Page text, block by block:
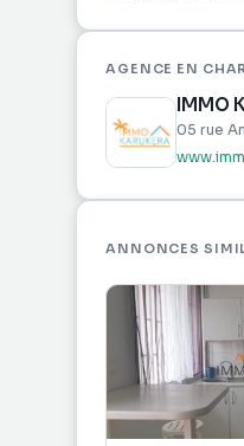
AGENCE EN
IMMO
05 rue
ANNONCES